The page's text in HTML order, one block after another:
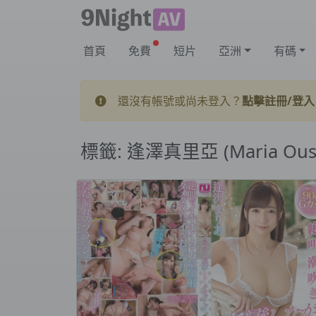
首頁 免費 短片 亞洲 有碼
還沒有帳號或尚未登入？ 點擊註冊/登
標籤: 逢澤真里亞 (Maria